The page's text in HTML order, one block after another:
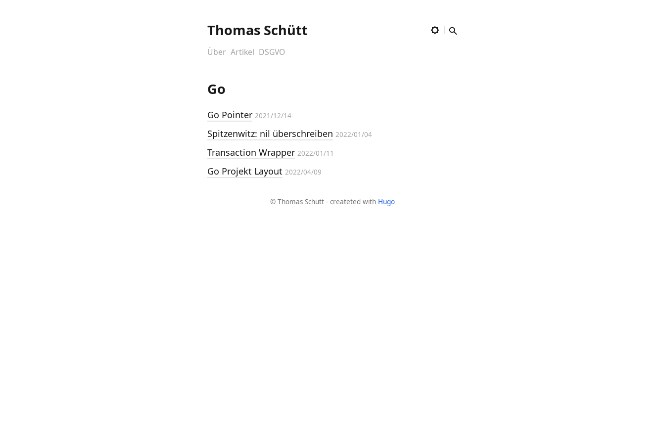
Thomas Schütt
Über Artikel DSGVO
Go
Go Pointer 2021/12/14
Spitzenwitz: nil überschreiben 2022/01/04
Transaction Wrapper 2022/01/11
Go Projekt Layout 2022/04/09
© Thomas Schütt - createted with Hugo